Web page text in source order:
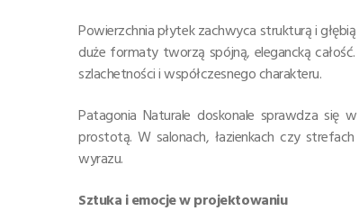
Powierzchnia płytek zachwyca strukturą i
duże formaty tworzą spójną, elegancką
szlachetności i współczesnego charakteru.
Patagonia Naturale doskonale sprawdza się
prostotą. W salonach, łazienkach czy
wyrazu.
Sztuka i emocje w projektowaniu